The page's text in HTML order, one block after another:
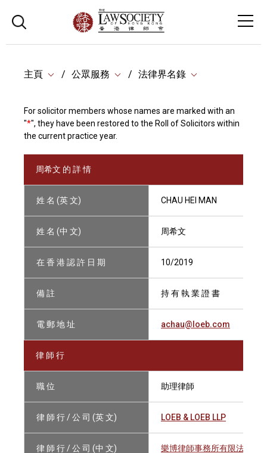
主頁 公眾服務 法律界名錄
For solicitor members whose names are marked with an
"*", they have been restored to the Roll of Solicitors within
the current practice year.
周希文 的 詳 情
姓 名 (英 文) CHAU HEI MAN
姓 名 (中 文) 周希文
在 香 港 認 許 日 期 10/2019
備 註 持 有 執 業 證 書
電 郵 地 址 achau@loeb.com
律 師 行
職 位 助理律師
律 師 行 / 公 司 (英 文) LOEB & LOEB LLP
律 師 行 / 公 司 (中 文) 樂博律師事務所有限法律責